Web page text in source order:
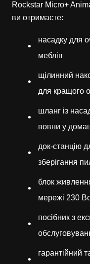
Rockstar Micro+
ви отримаєте:
насадку для
меблів
щілинний
для кращого
шланг із
вовни у
док-станцію
зберігання
блок
мережі 230
посібник з
гарантійний